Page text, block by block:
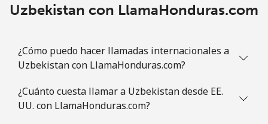
Uzbekistan con LlamaHonduras.com
¿Cómo puedo hacer llamadas internacionales a
Uzbekistan con LlamaHonduras.com?
¿Cuánto cuesta llamar a Uzbekistan desde EE.
UU. con LlamaHonduras.com?